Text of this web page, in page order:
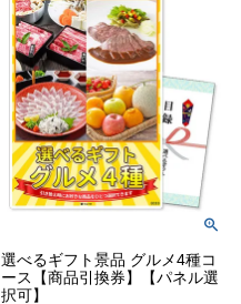
選べるギフト景品 グルメ4種コ
ース【商品引換券】【パネル選
択可】